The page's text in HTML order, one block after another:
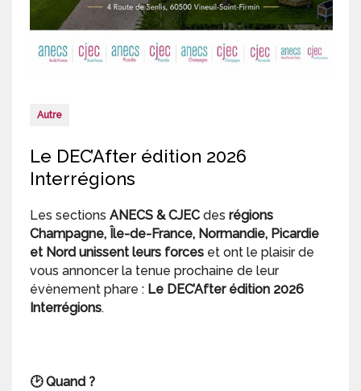
Autre
Le DEC’After édition 2026
Interrégions
Les sections ANECS & CJEC des régions
Champagne, Île-de-France, Normandie, Picardie
et Nord unissent leurs forces et ont le plaisir de
vous annoncer la tenue prochaine de leur
évènement phare : Le DEC’After édition 2026
Interrégions.
🕑 Quand ?